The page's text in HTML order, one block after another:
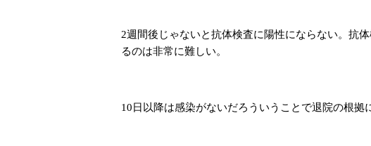
2週間後じゃないと抗体検査に陽性にならない。抗
るのは非常に難しい。
10日以降は感染がないだろういうことで退院の根拠